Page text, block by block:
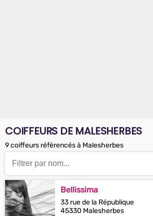
COIFFEURS DE MALESHERBES
9 coiffeurs référencés à Malesherbes
Bellissima
33 rue de la République
45330 Malesherbes